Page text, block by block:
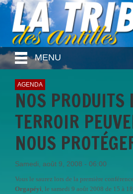
MENU
AGENDA
NOS PRODUITS
TERROIR
NOUS
Samedi, août 9, 2008 - 06:00
Vous le saurez lors de la première
Orgapéyi , le samedi 9 août 2008 de 15 à